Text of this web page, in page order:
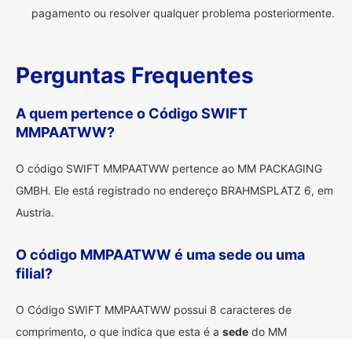
pagamento ou resolver qualquer problema posteriormente.
Perguntas Frequentes
A quem pertence o Código SWIFT
MMPAATWW?
O código SWIFT MMPAATWW pertence ao MM PACKAGING
GMBH. Ele está registrado no endereço BRAHMSPLATZ 6, em
Austria.
O código MMPAATWW é uma sede ou uma
filial?
O Código SWIFT MMPAATWW possui 8 caracteres de
comprimento, o que indica que esta é a sede do MM